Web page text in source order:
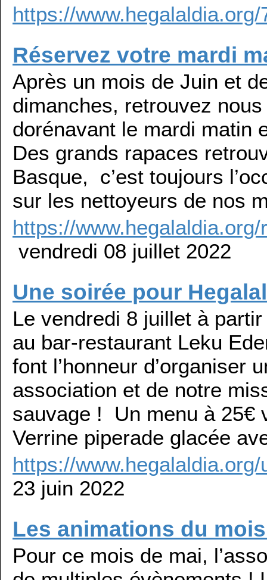
https://
Réservez votre mardi
Après un mois de Juin et
dimanches, retrouvez
dorénavant le mardi matin
Des grands rapaces
Basque, c’est toujours
sur les nettoyeurs de nos
https://
vendredi 08 juillet 2022
Une soirée pour
Le vendredi 8 juillet à
au bar-restaurant Leku
font l’honneur d’organiser
association et de notre
sauvage ! Un menu à 25€
Verrine piperade glacée
https://
23 juin 2022
Les animations du
Pour ce mois de mai,